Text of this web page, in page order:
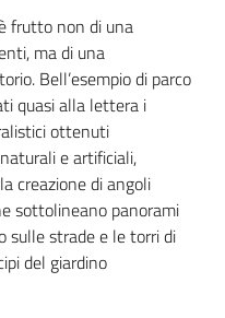
frutto non di una
ma di una
Bell’esempio di parco
quasi alla lettera i
ottenuti
e artificiali,
creazione di angoli
sottolineano panorami
sulle strade e le torri di
del giardino